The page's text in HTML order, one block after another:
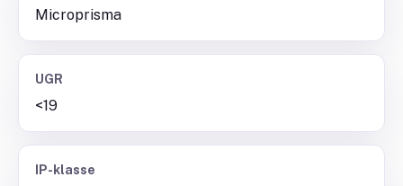
Microprisma
UGR
<19
IP-klasse